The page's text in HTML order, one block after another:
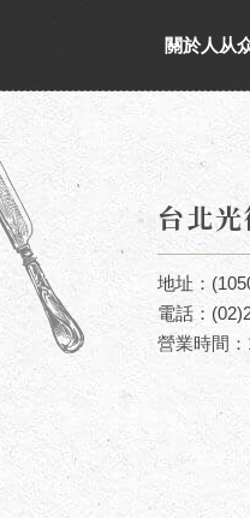
關於人从
台北
地址：
電話：
營業時間